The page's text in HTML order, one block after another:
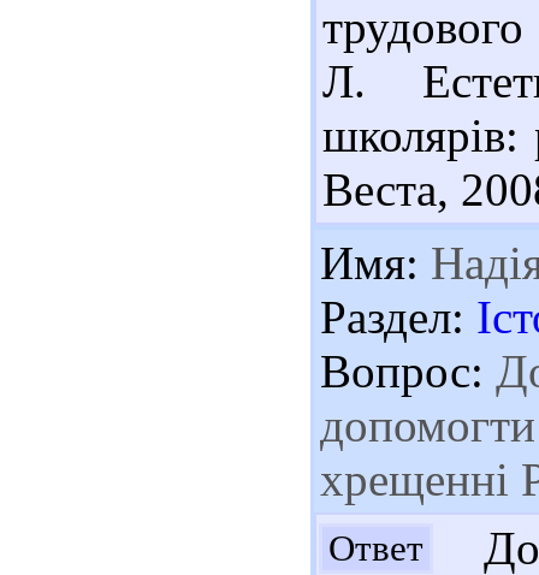
Л.
Веста,
Имя:
Раздел:
Вопрос:
хрещенні
Ответ